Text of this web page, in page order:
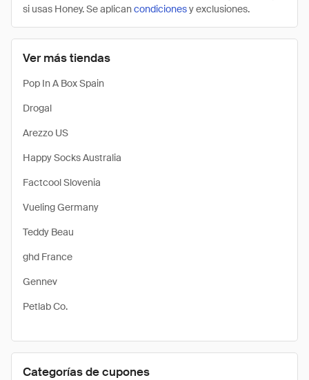
Ver más tiendas
Pop In A Box Spain
Drogal
Arezzo US
Happy Socks Australia
Factcool Slovenia
Vueling Germany
Teddy Beau
ghd France
Gennev
Petlab Co.
Categorías de cupones
si usas Honey. Se aplicancondicionesy exclusiones.